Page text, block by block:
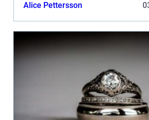
Alice Pettersson